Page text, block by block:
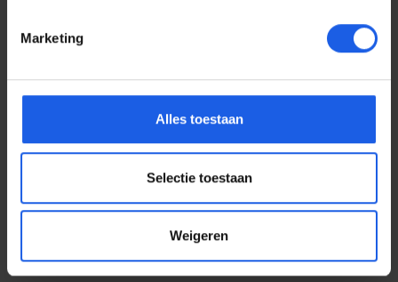
Marketing
Alles toestaan
Selectie toestaan
Weigeren
Voor elke telefoon een
oortje